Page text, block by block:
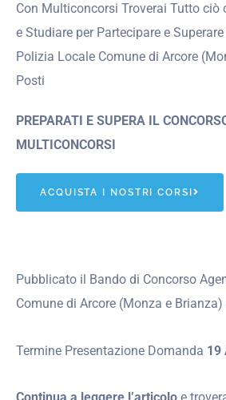
Con Multiconcorsi Troverai Tutto ciò
e Studiare per Partecipare e
Polizia Locale Comune di Arcore
Posti
PREPARATI E SUPERA IL
MULTICONCORSI
ACQUISTA I NOSTRI CORSI
Pubblicato il Bando di Concorso
Comune di Arcore (Monza e
Termine Presentazione Domanda 19